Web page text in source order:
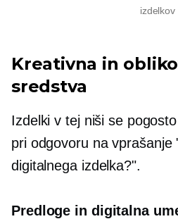
izdelkov
Kreativna in
sredstva
Izdelki v tej niši se
pri odgovoru na vprašanje
digitalnega izdelka?".
Predloge in digitalna